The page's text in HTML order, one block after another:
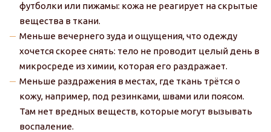
футболки или пижамы: кожа не реагирует на скрытые
вещества в ткани.
Меньше вечернего зуда и ощущения, что одежду
хочется скорее снять: тело не проводит целый день в
микросреде из химии, которая его раздражает.
Меньше раздражения в местах, где ткань трётся о
кожу, например, под резинками, швами или поясом.
Там нет вредных веществ, которые могут вызывать
воспаление.